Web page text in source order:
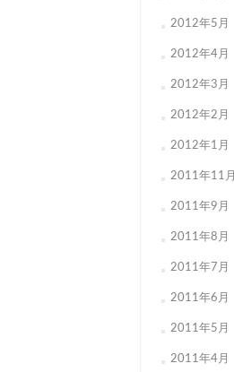
2012年5月
2012年4月
2012年3月
2012年2月
2012年1月
2011年11月
2011年9月
2011年8月
2011年7月
2011年6月
2011年5月
2011年4月